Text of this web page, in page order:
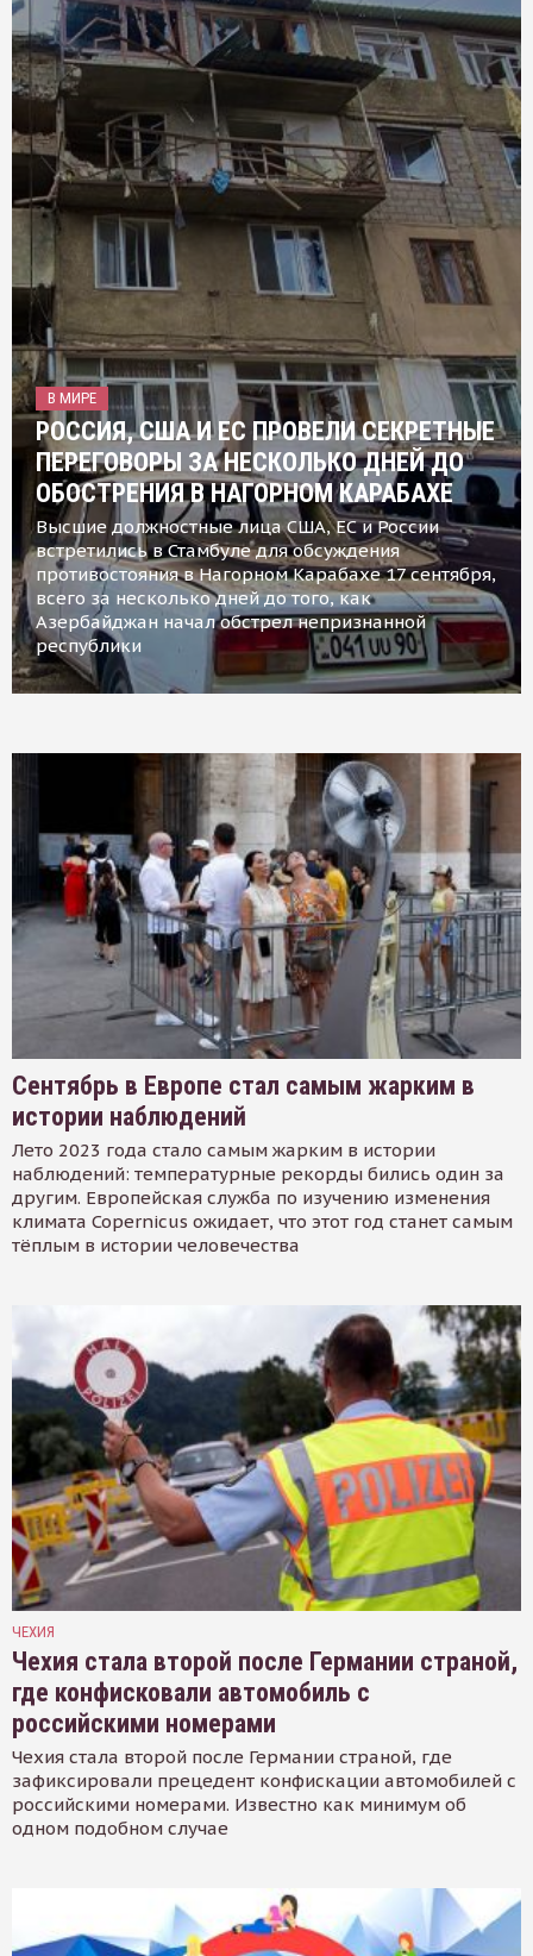
В МИРЕ
РОССИЯ, США И ЕС ПРОВЕЛИ СЕКРЕТНЫЕ
ПЕРЕГОВОРЫ ЗА НЕСКОЛЬКО ДНЕЙ ДО
ОБОСТРЕНИЯ В НАГОРНОМ КАРАБАХЕ
Высшие должностные лица США, ЕС и России
встретились в Стамбуле для обсуждения
противостояния в Нагорном Карабахе 17 сентября,
всего за несколько дней до того, как
Азербайджан начал обстрел непризнанной
республики
Сентябрь в Европе стал самым жарким в
истории наблюдений
Лето 2023 года стало самым жарким в истории
наблюдений: температурные рекорды бились один за
другим. Европейская служба по изучению изменения
климата Copernicus ожидает, что этот год станет самым
тёплым в истории человечества
ЧЕХИЯ
Чехия стала второй после Германии страной,
где конфисковали автомобиль с
российскими номерами
Чехия стала второй после Германии страной, где
зафиксировали прецедент конфискации автомобилей с
российскими номерами. Известно как минимум об
одном подобном случае